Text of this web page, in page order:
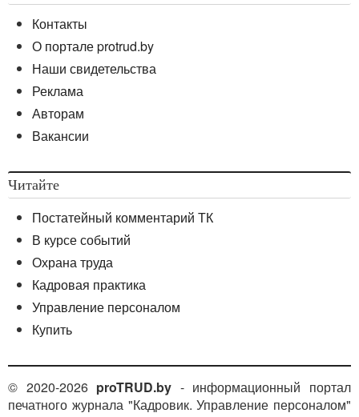
Контакты
О портале protrud.by
Наши свидетельства
Реклама
Авторам
Вакансии
Читайте
Постатейный комментарий ТК
В курсе событий
Охрана труда
Кадровая практика
Управление персоналом
Купить
© 2020-2026 proTRUD.by - информационный портал
печатного журнала "Кадровик. Управление персоналом"